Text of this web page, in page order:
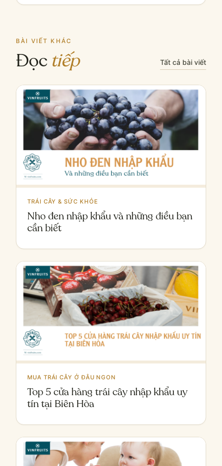
BÀI VIẾT KHÁC
Đọc tiếp Tất cả bài viết
TRÁI CÂY & SỨC KHỎE
Nho đen nhập khẩu và những điều bạn
cần biết
MUA TRÁI CÂY Ở ĐÂU NGON
Top 5 cửa hàng trái cây nhập khẩu uy
tín tại Biên Hòa